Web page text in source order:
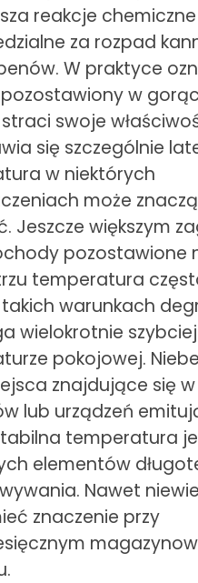
reakcje chemiczne
za rozpad
W praktyce
w
swoje
się szczególnie
w niektórych
może
Jeszcze większym
pozostawione
temperatura
takich warunkach
wielokrotnie
pokojowej.
znajdujące się
lub urządzeń
temperatura
elementów
Nawet
znaczenie przy